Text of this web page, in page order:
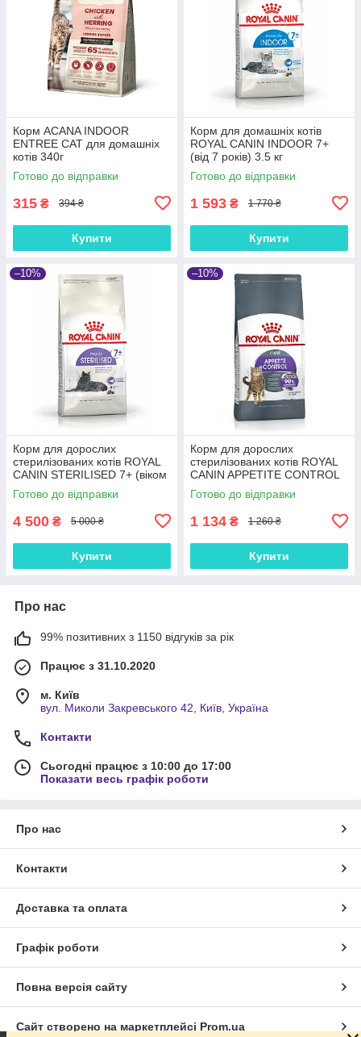
Корм ACANA INDOOR
ENTREE CAT для домашніх
котів 340г
Готово до відправки
315 ₴ 394 ₴
Купити
Корм для домашніх котів
ROYAL CANIN INDOOR 7+
(від 7 років) 3.5 кг
Готово до відправки
1 593 ₴ 1 770 ₴
Купити
–10%
Корм для дорослих
стерилізованих котів ROYAL
CANIN STERILISED 7+ (віком
від 7 років) 10.0 кг
Готово до відправки
4 500 ₴ 5 000 ₴
Купити
–10%
Корм для дорослих
стерилізованих котів ROYAL
CANIN APPETITE CONTROL
CARE 2.0 кг, 2 кг
Готово до відправки
1 134 ₴ 1 260 ₴
Купити
Про нас
99% позитивних з 1150 відгуків за рік
Працює з 31.10.2020
м. Київ
вул. Миколи Закревського 42, Київ, Україна
Контакти
Сьогодні працює з 10:00 до 17:00
Показати весь графік роботи
Про нас
Контакти
Доставка та оплата
Графік роботи
Повна версія сайту
Сайт створено на маркетплейсі Prom.ua